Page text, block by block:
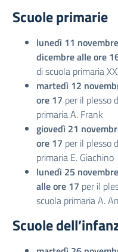
Scuole primarie
lunedì 11
dicembre alle ore
di scuola primaria
martedì 12
ore 17 per il plesso
primaria A. Frank
giovedì 21
ore 17 per il plesso
primaria E. Giachino
lunedì 25
alle ore 17 per il
scuola primaria A.
Scuole